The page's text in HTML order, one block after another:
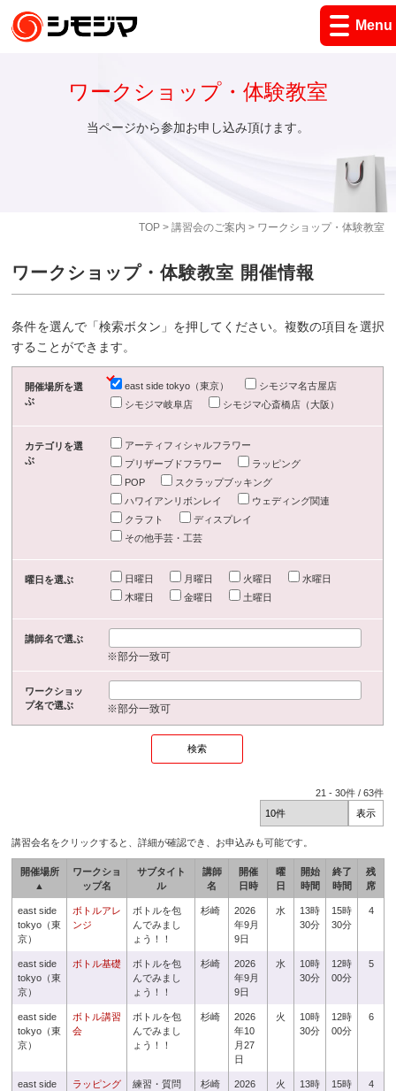
Menu
TOP> 講習会のご案内 > ワークショップ・体験教室
ワークショップ・体験教室
当ページから参加お申し込み頂けます。
ワークショップ・体験教室 開催情報
条件を選んで「検索ボタン」を押してください。複数の項目を選択
することができます。
開催場所を選
ぶ
east side tokyo（東京）
シモジマ名古屋店
シモジマ岐阜店
シモジマ心斎橋店（大阪）
カテゴリを選
ぶ
アーティフィシャルフラワー
プリザーブドフラワー
ラッピング
POP
スクラップブッキング
ハワイアンリボンレイ
ウェディング関連
クラフト
ディスプレイ
その他手芸・工芸
曜日を選ぶ 日曜日 月曜日 火曜日
水曜日
木曜日
金曜日 土曜日
講師名で選ぶ
※部分一致可
ワークショッ
プ名で選ぶ
※部分一致可
21 -30件 /63件
講習会名をクリックすると、詳細が確認でき、お申込みも可能です。
開催場所
▲
ワークショ
ップ名
サブタイト
ル
講師
名
開催
日時
曜
日
開始
時間
終了
時間
残
席
east side
tokyo（東
京）
ボトルアレ
ンジ
ボトルを包
んでみまし
ょう！！
杉崎
2026
年9月
9日
水
13時
30分
15時
30分
4
east side
tokyo（東
京）
ボトル基礎
ボトルを包
んでみまし
ょう！！
杉崎
2026
年9月
9日
水
10時
30分
12時
00分
5
east side
tokyo（東
京）
ボトル講習
会
ボトルを包
んでみまし
ょう！！
杉崎
2026
年10
月27
日
火
10時
30分
12時
00分
6
east side
ラッピング
練習・質問
杉崎
2026
火
13時
15時
4